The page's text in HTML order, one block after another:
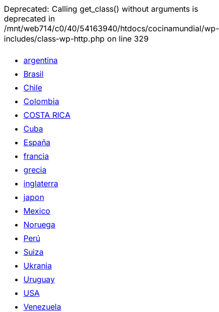
Deprecated: Calling get_class() without arguments is
deprecated in
/mnt/web714/c0/40/54163940/htdocs/cocinamundial/wp-
includes/class-wp-http.php on line 329
argentina
Brasil
Chile
Colombia
COSTA RICA
Cuba
España
francia
grecia
inglaterra
japon
Mexico
Noruega
Perú
Suiza
Ukrania
Uruguay
USA
Venezuela